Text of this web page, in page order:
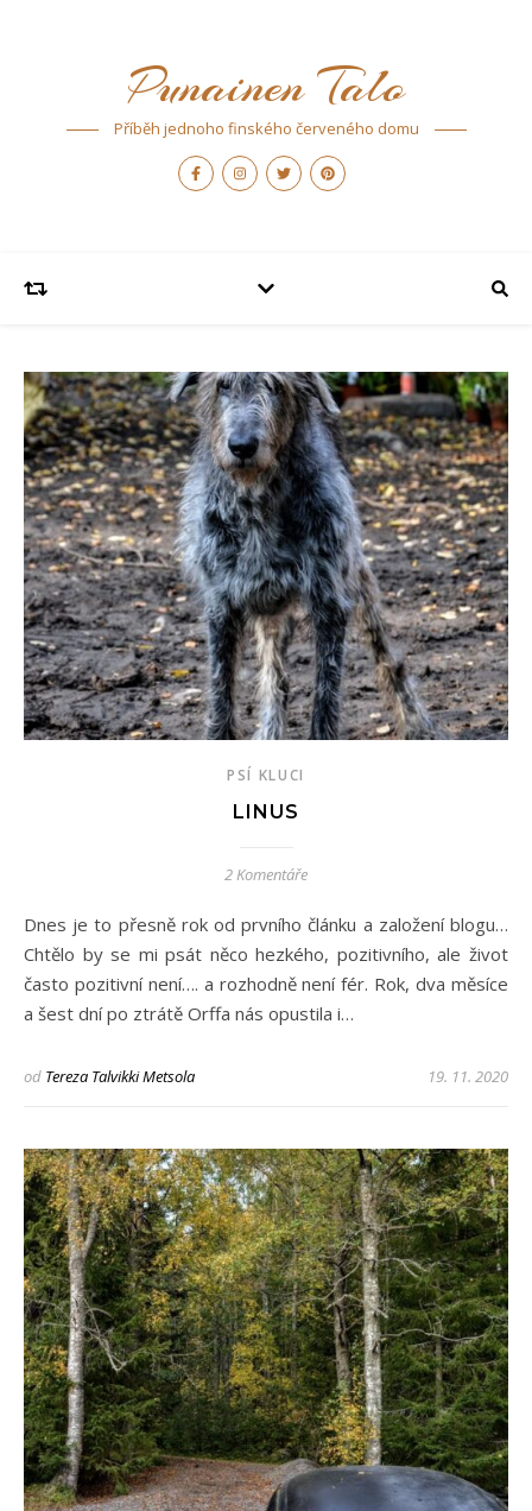
Punainen Talo
Příběh jednoho finského červeného domu
PSÍ KLUCI
LINUS
2 Komentáře
Dnes je to přesně rok od prvního článku a založení blogu…
Chtělo by se mi psát něco hezkého, pozitivního, ale život
často pozitivní není…. a rozhodně není fér. Rok, dva měsíce
a šest dní po ztrátě Orffa nás opustila i…
od Tereza Talvikki Metsola 19. 11. 2020